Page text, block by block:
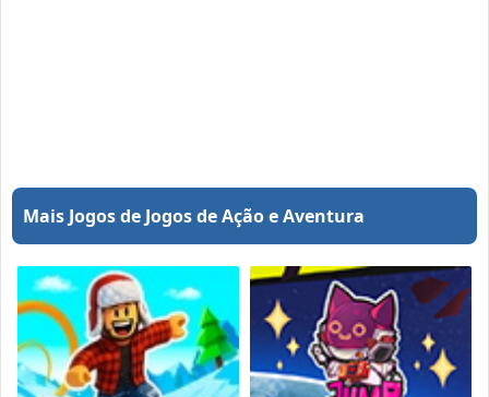
Mais Jogos de Jogos de Ação e Aventura